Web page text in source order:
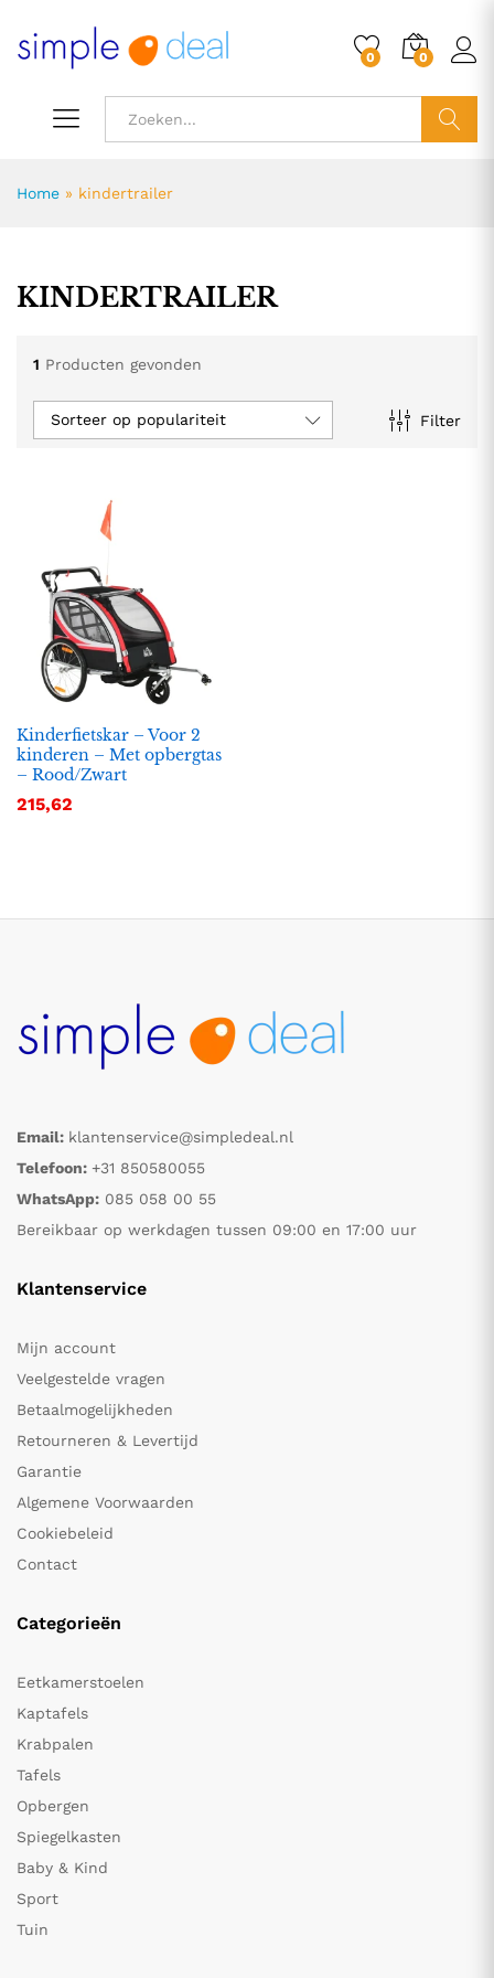
0 0
Home » kindertrailer
KINDERTRAILER
1 Producten gevonden
Filter
Sorteer op populariteit
Kinderfietskar – Voor 2
kinderen – Met opbergtas
– Rood/Zwart
215,62
Email: klantenservice@simpledeal.nl
Telefoon: +31 850580055
WhatsApp: 085 058 00 55
Bereikbaar op werkdagen tussen 09:00 en 17:00 uur
Klantenservice
Mijn account
Veelgestelde vragen
Betaalmogelijkheden
Retourneren & Levertijd
Garantie
Algemene Voorwaarden
Cookiebeleid
Contact
Categorieën
Eetkamerstoelen
Kaptafels
Krabpalen
Tafels
Opbergen
Spiegelkasten
Baby & Kind
Sport
Tuin